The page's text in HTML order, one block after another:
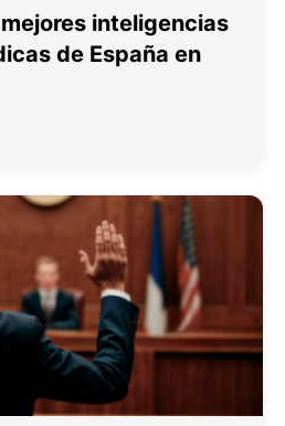
inteligencias
de España en